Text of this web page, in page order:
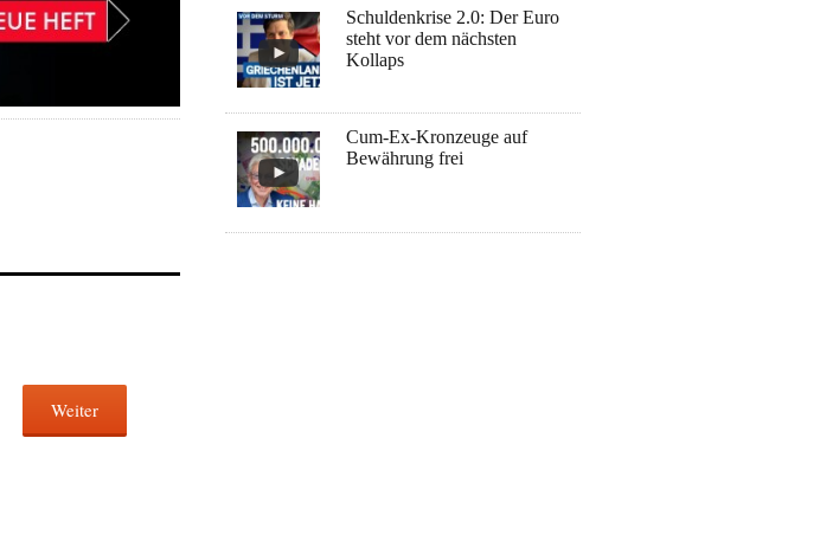
Weiter
Schuldenkrise 2.0: Der Euro
steht vor dem nächsten
Kollaps
Cum-Ex-Kronzeuge auf
Bewährung frei